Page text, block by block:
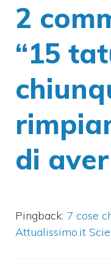
2
“15
di
Pingback: 7 cose
Attualissimo.it